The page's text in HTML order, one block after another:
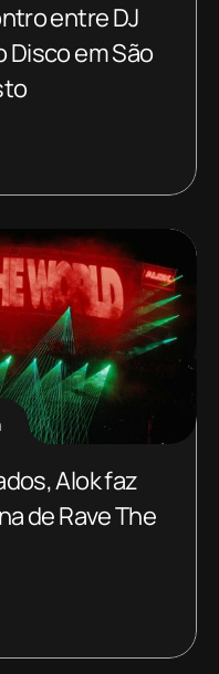
entre DJ
Disco em São
Alok faz
de Rave The